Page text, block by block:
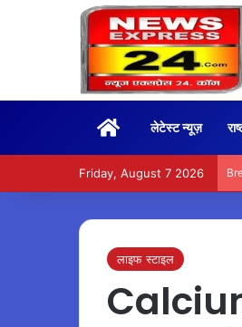
Homeलेटेस्ट न्यूज़
Friday, August 7 2026
लाइफ स्टाइल